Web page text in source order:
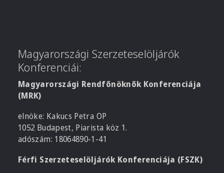
Magyarországi Szerzeteselöljárók
Konferenciái:
Magyarországi Rendfőnöknők Konferenciája
(MRK)
elnöke: Kakucs Petra OP
1052 Budapest, Piarista köz 1.
adószám: 18064890-1-41
Férfi Szerzeteselöljárók Konferenciája (FSZK)